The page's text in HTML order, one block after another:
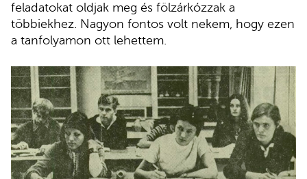
feladatokat oldjak meg és fölzárkózzak a
többiekhez. Nagyon fontos volt nekem, hogy ezen
a tanfolyamon ott lehettem.